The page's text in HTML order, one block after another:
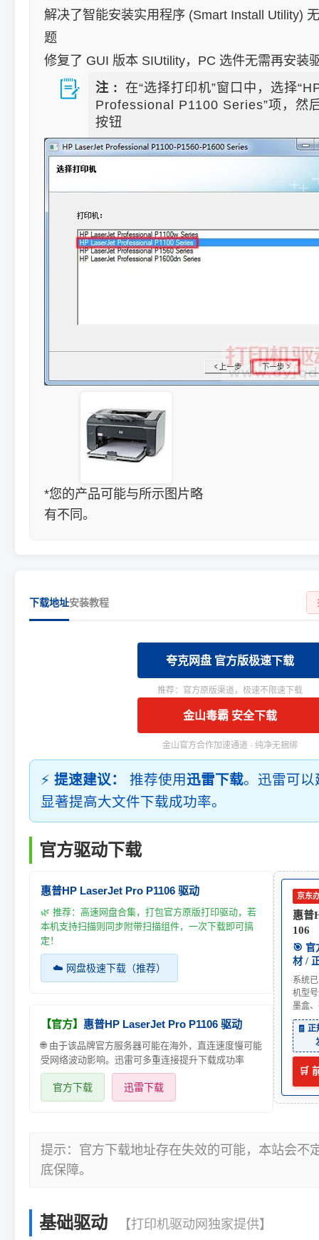
解决了智能安装实用程序 (Smart Install Utility)
题
修复了 GUI 版本 SIUtility，PC 选件无需再安装
注 : 在“选择打印机”窗口中，选择
Professional P1100 Series”项，然
按钮
*您的产品可能与所示图片略
有不同。
下载地址安装教程
夸克网盘 官方版极速下载
推荐：官方原版渠道，极速不限速下载
金山毒霸 安全下载
金山官方合作加速通道 · 纯净无捆绑
⚡ 提速建议： 推荐使用迅雷下载。迅雷可
显著提高大文件下载成功率。
官方驱动下载
惠普HP LaserJet Pro P1106 驱动
🌿 推荐：高速网盘合集，打包官方原版打印驱动，若
本机支持扫描则同步附带扫描组件，一次下载即可搞
定！
☁️ 网盘极速下载（推荐）
【官方】 惠普HP LaserJet Pro P1106 驱动
🌐 由于该品牌官方服务器可能在海外，直连速度慢可能
受网络波动影响。迅雷可多重连接提升下载成功率
官方下载 迅雷下载
京东
惠普
106
🎯 官
材 /
系统
机型
墨盒
🧾
🛒
提示：官方下载地址存在失效的可能，本站会不
底保障。
基础驱动 【打印机驱动网独家提供】